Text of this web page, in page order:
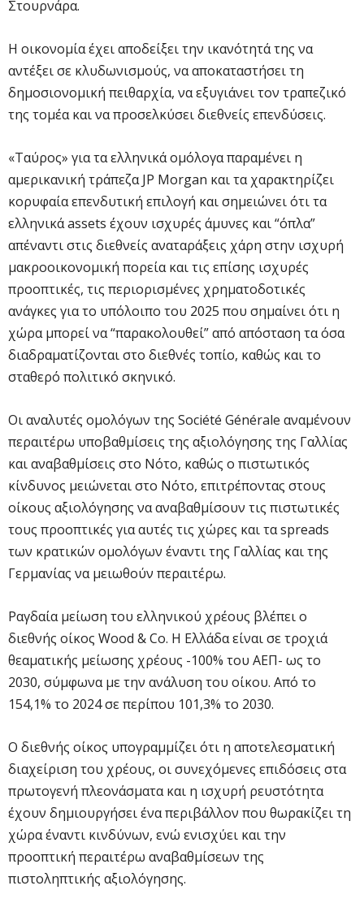
Στουρνάρα.
Η οικονομία έχει αποδείξει την ικανότητά της να
αντέξει σε κλυδωνισμούς, να αποκαταστήσει τη
δημοσιονομική πειθαρχία, να εξυγιάνει τον τραπεζικό
της τομέα και να προσελκύσει διεθνείς επενδύσεις.
«Ταύρος» για τα ελληνικά ομόλογα παραμένει η
αμερικανική τράπεζα JP Morgan και τα χαρακτηρίζει
κορυφαία επενδυτική επιλογή και σημειώνει ότι τα
ελληνικά assets έχουν ισχυρές άμυνες και “όπλα”
απέναντι στις διεθνείς αναταράξεις χάρη στην ισχυρή
μακροοικονομική πορεία και τις επίσης ισχυρές
προοπτικές, τις περιορισμένες χρηματοδοτικές
ανάγκες για το υπόλοιπο του 2025 που σημαίνει ότι η
χώρα μπορεί να “παρακολουθεί” από απόσταση τα όσα
διαδραματίζονται στο διεθνές τοπίο, καθώς και το
σταθερό πολιτικό σκηνικό.
Οι αναλυτές ομολόγων της Société Générale αναμένουν
περαιτέρω υποβαθμίσεις της αξιολόγησης της Γαλλίας
και αναβαθμίσεις στο Νότο, καθώς ο πιστωτικός
κίνδυνος μειώνεται στο Νότο, επιτρέποντας στους
οίκους αξιολόγησης να αναβαθμίσουν τις πιστωτικές
τους προοπτικές για αυτές τις χώρες και τα spreads
των κρατικών ομολόγων έναντι της Γαλλίας και της
Γερμανίας να μειωθούν περαιτέρω.
Ραγδαία μείωση του ελληνικού χρέους βλέπει ο
διεθνής οίκος Wood & Co. Η Ελλάδα είναι σε τροχιά
θεαματικής μείωσης χρέους -100% του ΑΕΠ- ως το
2030, σύμφωνα με την ανάλυση του οίκου. Από το
154,1% το 2024 σε περίπου 101,3% το 2030.
Ο διεθνής οίκος υπογραμμίζει ότι η αποτελεσματική
διαχείριση του χρέους, οι συνεχόμενες επιδόσεις στα
πρωτογενή πλεονάσματα και η ισχυρή ρευστότητα
έχουν δημιουργήσει ένα περιβάλλον που θωρακίζει τη
χώρα έναντι κινδύνων, ενώ ενισχύει και την
προοπτική περαιτέρω αναβαθμίσεων της
πιστοληπτικής αξιολόγησης.